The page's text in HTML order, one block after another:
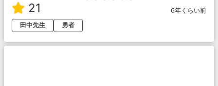
21
6年くらい前
田中先生
勇者